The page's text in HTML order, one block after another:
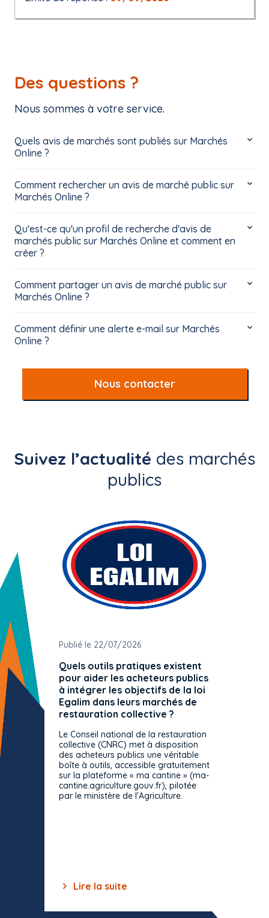
Des questions ?
Nous sommes à votre service.
Quels avis de marchés sont publiés sur Marchés
Online ?
Comment rechercher un avis de marché public sur
Marchés Online ?
Qu'est-ce qu'un profil de recherche d'avis de
marchés public sur Marchés Online et comment en
créer ?
Comment partager un avis de marché public sur
Marchés Online ?
Comment définir une alerte e-mail sur Marchés
Online ?
Nous contacter
Suivez l’actualité des marchés
publics
Publié le 22/07/2026
Quels outils pratiques existent
pour aider les acheteurs publics
à intégrer les objectifs de la loi
Egalim dans leurs marchés de
restauration collective ?
Le Conseil national de la restauration
collective (CNRC) met à disposition
des acheteurs publics une véritable
boîte à outils, accessible gratuitement
sur la plateforme « ma cantine » (ma-
cantine.agriculture.gouv.fr), pilotée
par le ministère de l'Agriculture.
Lire la suite